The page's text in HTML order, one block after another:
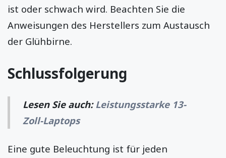
ist oder schwach wird. Beachten Sie die
Anweisungen des Herstellers zum Austausch
der Glühbirne.
Schlussfolgerung
Lesen Sie auch:Leistungsstarke 13-
Zoll-Laptops
Eine gute Beleuchtung ist für jeden